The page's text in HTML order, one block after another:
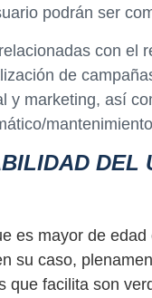
podrán ser
con el
de
y marketing, así
DEL
es mayor de
su caso,
que facilita son